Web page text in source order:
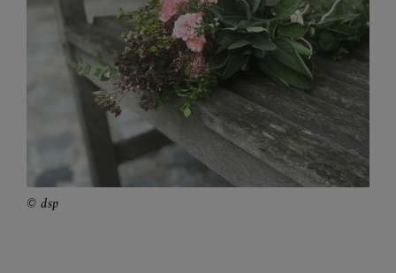
Personen
Diözesane Verwaltung
Pfarren
Medienplattform
Kontakt
dsp